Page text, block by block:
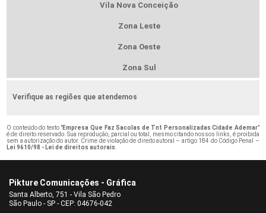
Vila Nova Conceição
Zona Leste
Zona Oeste
Zona Sul
Verifique as regiões que atendemos
O conteúdo do texto "Empresa Que Faz Sacolas de Tnt Personalizadas Cidade Ademar"
é de direito reservado. Sua reprodução, parcial ou total, mesmo citando nossos links, é proibida
sem a autorização do autor. Crime de violação de direito autoral – artigo 184 do Código Penal –
Lei 9610/98 - Lei de direitos autorais
Pikture Comunicações - Gráfica
Santa Alberto, 751 - Vila São Pedro
São Paulo - SP - CEP: 04676-042